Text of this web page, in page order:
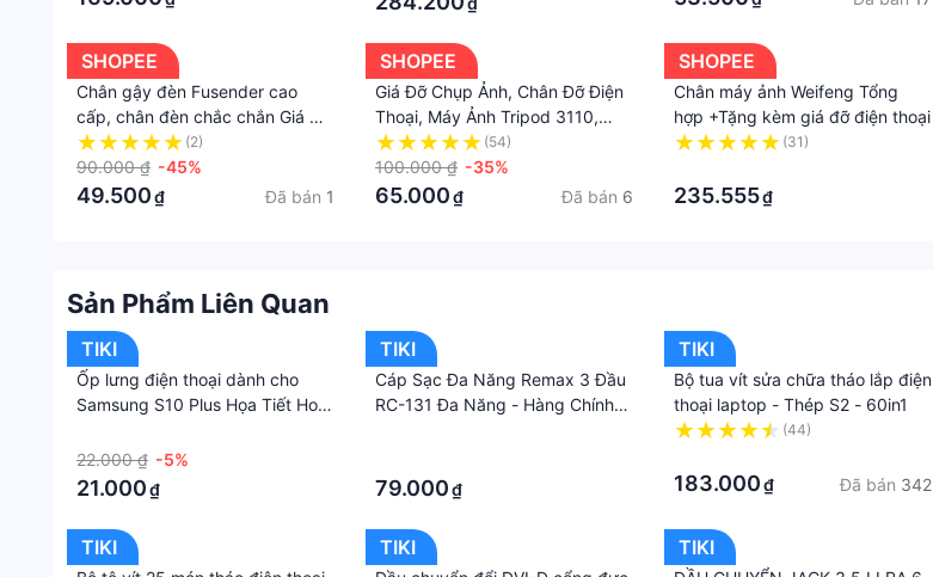
SHOPEE
Chân gậy đèn Fusender cao
cấp, chân đèn chắc chắn Giá Đỡ
Điện Thoại, Chân Máy Tripod
Cây Livestream quay video chụp
ảnh
(2)
90.000 ₫ -45%
49.500₫ Đã bán 1
SHOPEE
Giá Đỡ Chụp Ảnh, Chân Đỡ Điện
Thoại, Máy Ảnh Tripod 3110,
Tripod 3120A 3 Chân Chắc Chắn
Phù Hợp Với Mọi Loại Điện Thoại
(54)
100.000 ₫ -35%
65.000₫ Đã bán 6
SHOPEE
Chân máy ảnh Weifeng Tổng
hợp +Tặng kèm giá đỡ điện thoại
(31)
235.555₫
Sản Phẩm Liên Quan
TIKI
Ốp lưng điện thoại dành cho
Samsung S10 Plus Họa Tiết Hoa
22.000 ₫ -5%
21.000₫
TIKI
Cáp Sạc Đa Năng Remax 3 Đầu
RC-131 Đa Năng - Hàng Chính
79.000₫
TIKI
Bộ tua vít sửa chữa tháo lắp điện
thoại laptop - Thép S2 - 60in1
(44)
183.000₫ Đã bán 342
TIKI TIKI TIKI